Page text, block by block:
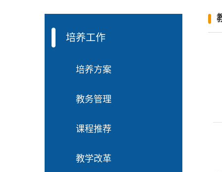
培养工作
培养方案
教务管理
课程推荐
教学改革